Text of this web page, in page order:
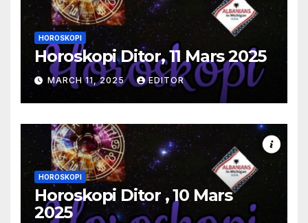
HOROSKOPI
Horoskopi Ditor, 11 Mars 2025
MARCH 11, 2025 EDITOR
HOROSKOPI
Horoskopi Ditor , 10 Mars
2025